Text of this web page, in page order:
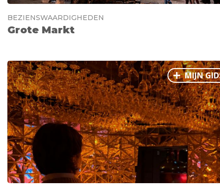
BEZIENSWAARDIGHEDEN
Grote Markt
MIJN